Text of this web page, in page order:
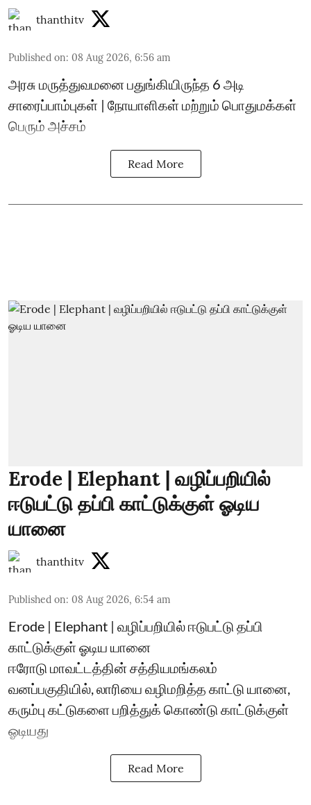
thanthitv
Published on: 08 Aug 2026, 6:56 am
அரசு மருத்துவமனை பதுங்கியிருந்த 6 அடி
சாரைப்பாம்புகள் | நோயாளிகள் மற்றும் பொதுமக்கள்
பெரும் அச்சம்
Read More
Erode | Elephant | வழிப்பறியில்
ஈடுபட்டு தப்பி காட்டுக்குள் ஓடிய
யானை
thanthitv
Published on: 08 Aug 2026, 6:54 am
Erode | Elephant | வழிப்பறியில் ஈடுபட்டு தப்பி
காட்டுக்குள் ஓடிய யானை
ஈரோடு மாவட்டத்தின் சத்தியமங்கலம்
வனப்பகுதியில், லாரியை வழிமறித்த காட்டு யானை,
கரும்பு கட்டுகளை பறித்துக் கொண்டு காட்டுக்குள்
ஓடியது
Read More